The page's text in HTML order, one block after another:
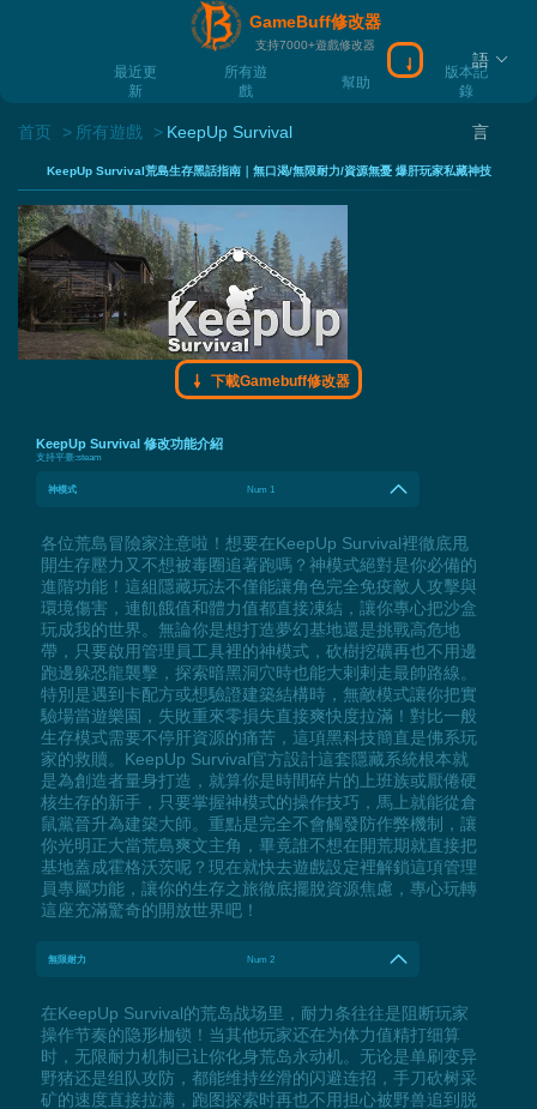
GameBuff修改器
支持7000+遊戲修改器
最近更
新
所有遊
戲
幫助
版本記
錄
下載Gamebuff
語
言
首页 所有遊戲 KeepUp Survival
KeepUp Survival荒島生存黑話指南｜無口渴/無限耐力/資源無憂 爆肝玩家私藏神技
下載Gamebuff修改器
KeepUp Survival 修改功能介紹
支持平臺:steam
神模式 Num 1
各位荒島冒險家注意啦！想要在KeepUp Survival裡徹底甩
開生存壓力又不想被毒圈追著跑嗎？神模式絕對是你必備的
進階功能！這組隱藏玩法不僅能讓角色完全免疫敵人攻擊與
環境傷害，連飢餓值和體力值都直接凍結，讓你專心把沙盒
玩成我的世界。無論你是想打造夢幻基地還是挑戰高危地
帶，只要啟用管理員工具裡的神模式，砍樹挖礦再也不用邊
跑邊躲恐龍襲擊，探索暗黑洞穴時也能大剌剌走最帥路線。
特別是遇到卡配方或想驗證建築結構時，無敵模式讓你把實
驗場當遊樂園，失敗重來零損失直接爽快度拉滿！對比一般
生存模式需要不停肝資源的痛苦，這項黑科技簡直是佛系玩
家的救贖。KeepUp Survival官方設計這套隱藏系統根本就
是為創造者量身打造，就算你是時間碎片的上班族或厭倦硬
核生存的新手，只要掌握神模式的操作技巧，馬上就能從倉
鼠黨晉升為建築大師。重點是完全不會觸發防作弊機制，讓
你光明正大當荒島爽文主角，畢竟誰不想在開荒期就直接把
基地蓋成霍格沃茨呢？現在就快去遊戲設定裡解鎖這項管理
員專屬功能，讓你的生存之旅徹底擺脫資源焦慮，專心玩轉
這座充滿驚奇的開放世界吧！
無限耐力 Num 2
在KeepUp Survival的荒岛战场里，耐力条往往是阻断玩家
操作节奏的隐形枷锁！当其他玩家还在为体力值精打细算
时，无限耐力机制已让你化身荒岛永动机。无论是单刷变异
野猪还是组队攻防，都能维持丝滑的闪避连招，手刀砍树采
矿的速度直接拉满，跑图探索时再也不用担心被野兽追到脱